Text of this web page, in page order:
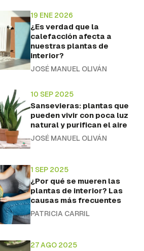
19 ENE 2026
¿Es verdad que la
calefacción afecta a
nuestras plantas de
interior?
JOSÉ MANUEL OLIVÁN
10 SEP 2025
Sansevieras: plantas que
pueden vivir con poca luz
natural y purifican el aire
JOSÉ MANUEL OLIVÁN
1 SEP 2025
¿Por qué se mueren las
plantas de interior? Las
causas más frecuentes
PATRICIA CARRIL
27 AGO 2025